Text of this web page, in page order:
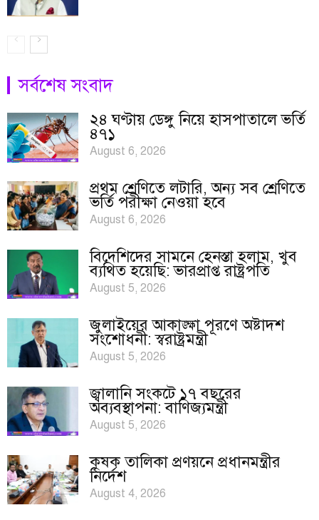
সর্বশেষ সংবাদ
২৪ ঘণ্টায় ডেঙ্গু নিয়ে হাসপাতালে ভর্তি
৪৭১
August 6, 2026
প্রথম শ্রেণিতে লটারি, অন্য সব শ্রেণিতে
ভর্তি পরীক্ষা নেওয়া হবে
August 6, 2026
বিদেশিদের সামনে হেনস্তা হলাম, খুব
ব্যথিত হয়েছি: ভারপ্রাপ্ত রাষ্ট্রপতি
August 5, 2026
জুলাইয়ের আকাঙ্ক্ষা পূরণে অষ্টাদশ
সংশোধনী: স্বরাষ্ট্রমন্ত্রী
August 5, 2026
জ্বালানি সংকটে ১৭ বছরের
অব্যবস্থাপনা: বাণিজ্যমন্ত্রী
August 5, 2026
কৃষক তালিকা প্রণয়নে প্রধানমন্ত্রীর
নির্দেশ
August 4, 2026